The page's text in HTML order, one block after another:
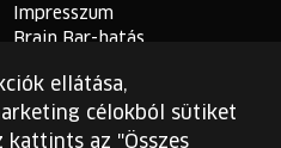
Impresszum
Brain Bar-hatás
ellátása,
célokból sütiket
kattints az "Összes